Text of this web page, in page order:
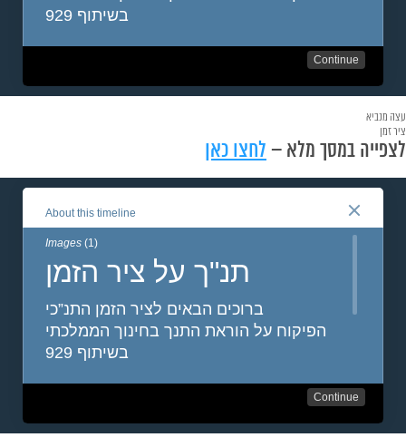
עצה מנביא
ציר זמן
לצפייה במסך מלא – לחצו כאן